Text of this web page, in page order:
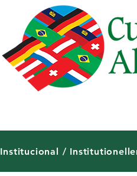
Institucional /